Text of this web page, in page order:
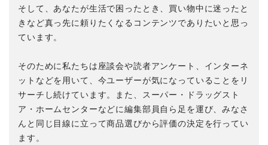
そして、あなたが生活で困ったとき、買い物中に迷ったと
きなど真っ先に頼りたくなるコンテンツでありたいと思っ
ています。
そのために私たちは座談会や読者アンケート、インターネ
ットなどを用いて、今ユーザーが気になっていることをリ
サーチし続けています。また、スーパー・ドラッグスト
ア・ホームセンターなどに編集部員自ら足を運び、みなさ
んと同じ目線に立って商品選びから評価の決定を行ってい
ます。